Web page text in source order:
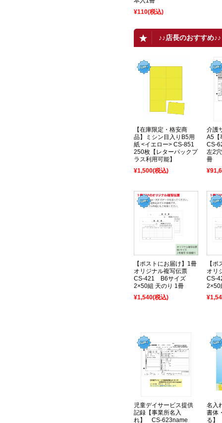
¥110(税込)
♪♪店長のおすすめ♪♪
【在庫限定・格安商
品】ミシン目入りB5用
紙 <イエロー> CS-851
250枚【レターパックプ
ラス利用可能】
¥1,500(税込)
介護
A5【
CS-
左2
冊
【ポストにお届け】1冊
オリジナル複写伝票
CS-421 B6サイズ
2×50組 天のり 1冊
¥1,540(税込)
【
オリ
CS-
2×50
児童デイサービス提供
記録【事業所名入
れ】 CS-623name
名入
書体
る